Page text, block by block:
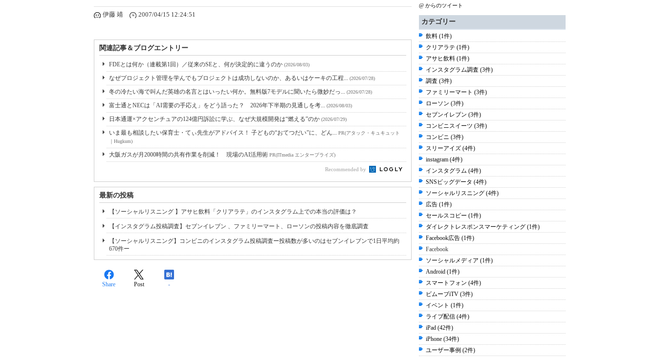
伊藤 靖 2007/04/15 12:24:51
関連記事＆ブログエントリー
FDEとは何か（連載第1回）／従来のSEと、何が決定的に違うのか (2026/08/03)
なぜプロジェクト管理を学んでもプロジェクトは成功しないのか、あるいはケーキの工程... (2026/07/28)
冬の冷たい海で叫んだ英雄の名言とはいったい何か。無料版7モデルに聞いたら微妙だっ... (2026/07/28)
富士通とNECは「AI需要の手応え」をどう語った？ 2026年下半期の見通しを考... (2026/08/03)
日本通運×アクセンチュアの124億円訴訟に学ぶ、なぜ大規模開発は“燃える”のか (2026/07/29)
いま最も相談したい保育士・てぃ先生がアドバイス！ 子どもの“おてつだい”に、どん... PR(アタック・キュキュット
｜Hugkum)
大阪ガスが月2000時間の共有作業を削減！ 現場のAI活用術 PR(ITmedia エンタープライズ)
Recommended by
最新の投稿
【ソーシャルリスニング 】アサヒ飲料「クリアラテ」のインスタグラム上での本当の評価は？
【インスタグラム投稿調査】セブンイレブン 、ファミリーマート、ローソンの投稿内容を徹底調査
【ソーシャルリスニング】コンビニのインスタグラム投稿調査ー投稿数が多いのはセブンイレブンで1日平均約
670件ー
Share Post -
@ からのツイート
カテゴリー
飲料 (1件)
クリアラテ (1件)
アサヒ飲料 (1件)
インスタグラム調査 (3件)
調査 (3件)
ファミリーマート (3件)
ローソン (3件)
セブンイレブン (3件)
コンビニスイーツ (3件)
コンビニ (3件)
スリーアイズ (4件)
instagram (4件)
インスタグラム (4件)
SNSビッグデータ (4件)
ソーシャルリスニング (4件)
広告 (1件)
セールスコピー (1件)
ダイレクトレスポンスマーケティング (1件)
Facebook広告 (1件)
Facebook
ソーシャルメディア (1件)
Android (1件)
スマートフォン (4件)
ビムーブiTV (3件)
イベント (1件)
ライブ配信 (4件)
iPad (42件)
iPhone (34件)
ユーザー事例 (2件)